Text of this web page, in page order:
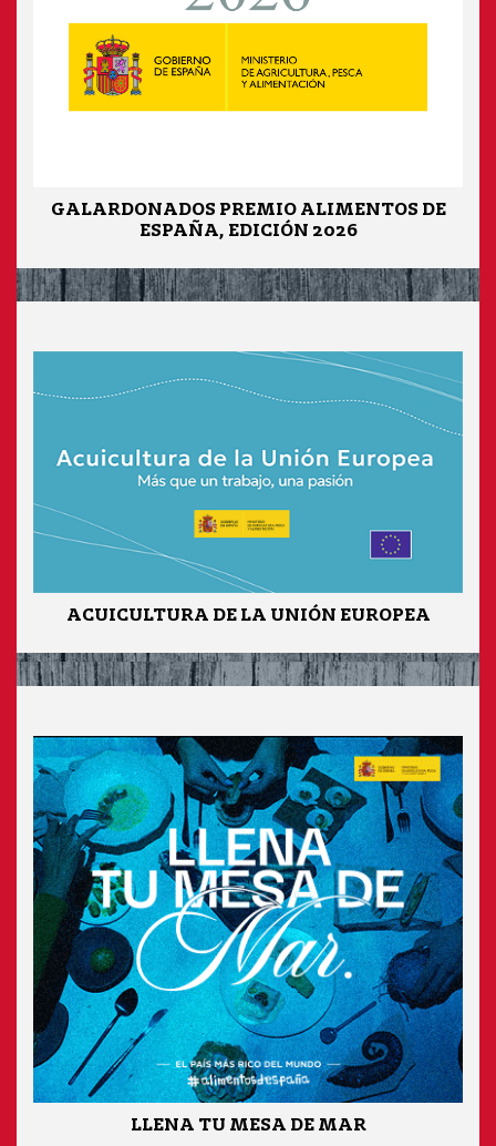
GALARDONADOS PREMIO ALIMENTOS DE
ESPAÑA, EDICIÓN 2026
ACUICULTURA DE LA UNIÓN EUROPEA
LLENA TU MESA DE MAR